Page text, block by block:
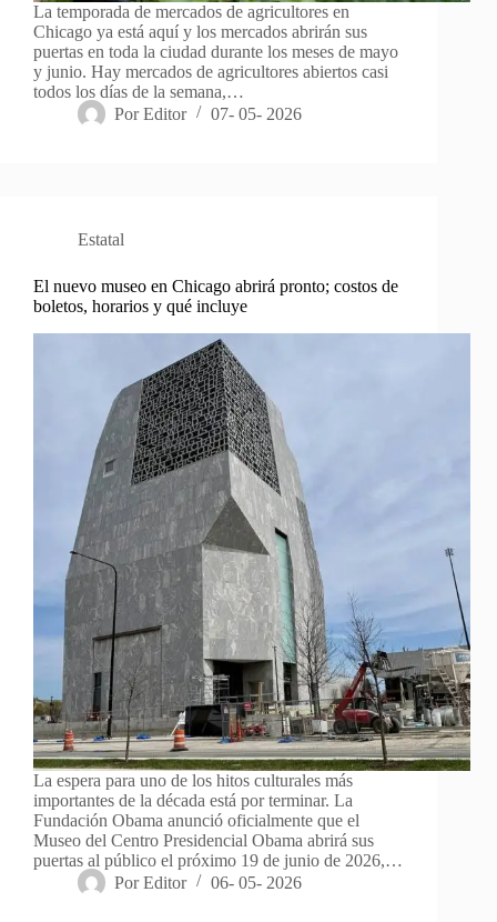
La temporada de mercados de agricultores en
Chicago ya está aquí y los mercados abrirán sus
puertas en toda la ciudad durante los meses de mayo
y junio. Hay mercados de agricultores abiertos casi
todos los días de la semana,…
Por Editor 07- 05- 2026
Estatal
El nuevo museo en Chicago abrirá pronto; costos de
boletos, horarios y qué incluye
La espera para uno de los hitos culturales más
importantes de la década está por terminar. La
Fundación Obama anunció oficialmente que el
Museo del Centro Presidencial Obama abrirá sus
puertas al público el próximo 19 de junio de 2026,…
Por Editor 06- 05- 2026